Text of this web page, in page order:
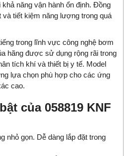
năng vận hành ổn định. Đồng
tiết kiệm năng lượng trong quá
trong lĩnh vực công nghệ bơm
hãng được sử dụng rộng rãi trong
tích khí và thiết bị y tế. Model
lựa chọn phù hợp cho các ứng
cao.
của 058819 KNF
nhỏ gọn. Dễ dàng lắp đặt trong